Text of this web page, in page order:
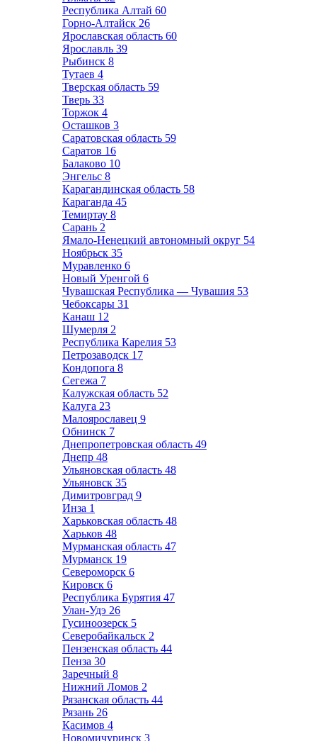
Республика Алтай 60
Горно-Алтайск 26
Ярославская область 60
Ярославль 39
Рыбинск 8
Тутаев 4
Тверская область 59
Тверь 33
Торжок 4
Осташков 3
Саратовская область 59
Саратов 16
Балаково 10
Энгельс 8
Карагандинская область 58
Караганда 45
Темиртау 8
Сарань 2
Ямало-Ненецкий автономный округ 54
Ноябрьск 35
Муравленко 6
Новый Уренгой 6
Чувашская Республика — Чувашия 53
Чебоксары 31
Канаш 12
Шумерля 2
Республика Карелия 53
Петрозаводск 17
Кондопога 8
Сегежа 7
Калужская область 52
Калуга 23
Малоярославец 9
Обнинск 7
Днепропетровская область 49
Днепр 48
Ульяновская область 48
Ульяновск 35
Димитровград 9
Инза 1
Харьковская область 48
Харьков 48
Мурманская область 47
Мурманск 19
Североморск 6
Кировск 6
Республика Бурятия 47
Улан-Удэ 26
Гусиноозерск 5
Северобайкальск 2
Пензенская область 44
Пенза 30
Заречный 8
Нижний Ломов 2
Рязанская область 44
Рязань 26
Касимов 4
Новомичуринск 3